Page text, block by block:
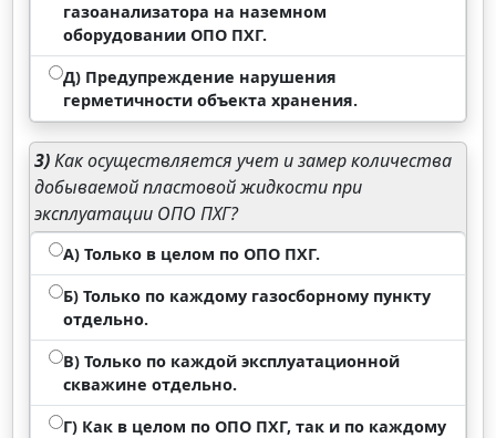
газоанализатора на наземном
оборудовании ОПО ПХГ.
Д) Предупреждение нарушения
герметичности объекта хранения.
3)Как осуществляется учет и замер количества
добываемой пластовой жидкости при
эксплуатации ОПО ПХГ?
А) Только в целом по ОПО ПХГ.
Б) Только по каждому газосборному пункту
отдельно.
В) Только по каждой эксплуатационной
скважине отдельно.
Г) Как в целом по ОПО ПХГ, так и по каждому